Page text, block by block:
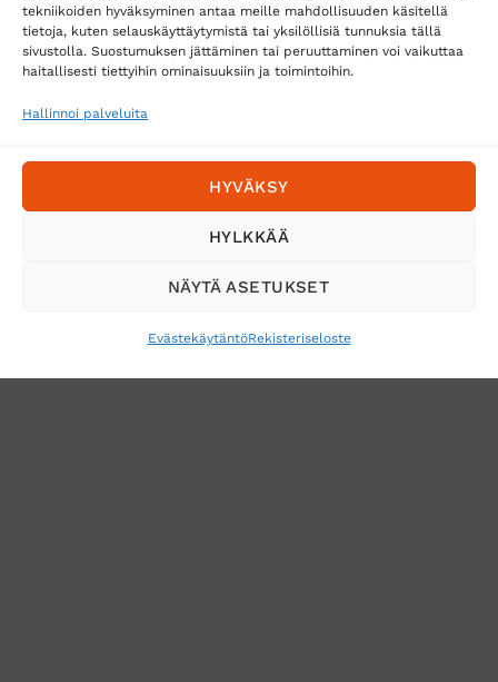
tekniikoiden hyväksyminen antaa meille mahdollisuuden käsitellä
tietoja, kuten selauskäyttäytymistä tai yksilöllisiä tunnuksia tällä
sivustolla. Suostumuksen jättäminen tai peruuttaminen voi vaikuttaa
haitallisesti tiettyihin ominaisuuksiin ja toimintoihin.
Hallinnoi palveluita
HYVÄKSY
HYLKKÄÄ
NÄYTÄ ASETUKSET
EvästekäytäntöRekisteriseloste
Tilaa uutiskirje ja saat erikoisalennuksia